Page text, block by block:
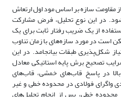
مقاومت سازه بر اساس مود اول ارتعاش
در این نوع تحلیل، فرض مشارکت
از یک ضریب رفتار ثابت برای یک
است در مورد سازه‌های با زمان تناوب
شکل‌پذیری طبقات بیانجامد. در این
تصحیح برش پایه استاتیکی معادل
در پاسخ قاب‌های خمشی، قاب‌های
واگرای فولادی در محدوده خطی و غیر